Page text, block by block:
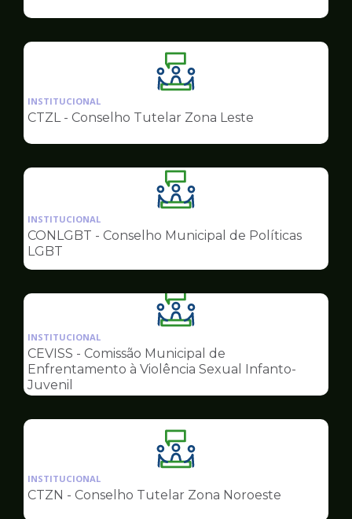
Conselhos
Ilustração
da
pagina
Conselhos
INSTITUCIONAL
CTZL - Conselho Tutelar Zona Leste
Ilustração
da
pagina
Conselhos
INSTITUCIONAL
CONLGBT - Conselho Municipal de Políticas
LGBT
Ilustração
da
pagina
de
INSTITUCIONAL
CEVISS - Comissão Municipal de
Enfrentamento à Violência Sexual Infanto-
Juvenil
Ilustração
da
pagina
INSTITUCIONAL
CTZN - Conselho Tutelar Zona Noroeste